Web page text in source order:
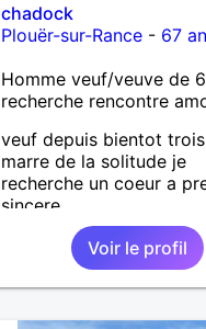
chadock
Plouër-sur-Rance - 67
Homme veuf/veuve de
recherche rencontre
veuf depuis bientot
marre de la solitude je
recherche un coeur a
sincere
Voir le profil